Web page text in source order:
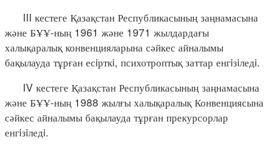
III кестеге Қазақстан Республикасының заңнамасына
және БҰҰ-ның 1961 және 1971 жылдардағы
халықаралық конвенцияларына сәйкес айналымы
бақылауда тұрған есiрткi, психотроптық заттар енгiзiледi.
IV кестеге Қазақстан Республикасының заңнамасына
және БҰҰ-ның 1988 жылғы халықаралық Конвенциясына
сәйкес айналымы бақылауда тұрған прекурсорлар
енгiзiледi.